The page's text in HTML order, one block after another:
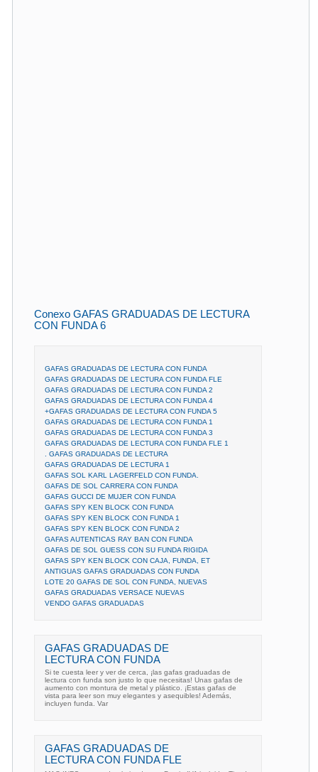
Conexo GAFAS GRADUADAS DE LECTURA
CON FUNDA 6
GAFAS GRADUADAS DE LECTURA CON FUNDA
GAFAS GRADUADAS DE LECTURA CON FUNDA FLE
GAFAS GRADUADAS DE LECTURA CON FUNDA 2
GAFAS GRADUADAS DE LECTURA CON FUNDA 4
+GAFAS GRADUADAS DE LECTURA CON FUNDA 5
GAFAS GRADUADAS DE LECTURA CON FUNDA 1
GAFAS GRADUADAS DE LECTURA CON FUNDA 3
GAFAS GRADUADAS DE LECTURA CON FUNDA FLE 1
. GAFAS GRADUADAS DE LECTURA
GAFAS GRADUADAS DE LECTURA 1
GAFAS SOL KARL LAGERFELD CON FUNDA.
GAFAS DE SOL CARRERA CON FUNDA
GAFAS GUCCI DE MUJER CON FUNDA
GAFAS SPY KEN BLOCK CON FUNDA
GAFAS SPY KEN BLOCK CON FUNDA 1
GAFAS SPY KEN BLOCK CON FUNDA 2
GAFAS AUTENTICAS RAY BAN CON FUNDA
GAFAS DE SOL GUESS CON SU FUNDA RIGIDA
GAFAS SPY KEN BLOCK CON CAJA, FUNDA, ET
ANTIGUAS GAFAS GRADUADAS CON FUNDA
LOTE 20 GAFAS DE SOL CON FUNDA, NUEVAS
GAFAS GRADUADAS VERSACE NUEVAS
VENDO GAFAS GRADUADAS
GAFAS GRADUADAS DE
LECTURA CON FUNDA
Si te cuesta leer y ver de cerca, ¡las gafas graduadas de
lectura con funda son justo lo que necesitas! Unas gafas de
aumento con montura de metal y plástico. ¡Estas gafas de
vista para leer son muy elegantes y asequibles! Además,
incluyen funda. Var
GAFAS GRADUADAS DE
LECTURA CON FUNDA FLE